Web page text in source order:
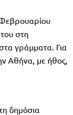
στη
γράμματα. Για
Αθήνα, με ήθος,
δημόσια